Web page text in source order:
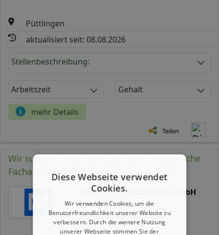
Püttlingen
aktualisiert seit: 08.08.2026
Stellenbeschreibung:
Arbeitszeit Gehalt
mehr Details
Teilen
Wir suchen: Pflegefachkraft oder Medizinische
Fachangestellte (m/ w/ d) für die Dialyse
Nephrocare Püttlingen GmbH
Medizinisches
Versorgungszentrum
Diese Webseite verwendet
Cookies.
Wir verwenden Cookies, um die
Benutzerfreundlichkeit unserer Website zu
verbessern. Durch die weitere Nutzung
unserer Webseite stimmen Sie der